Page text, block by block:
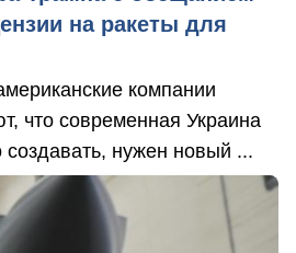
на ракеты для
компании
что современная Украина
создавать, нужен новый ...